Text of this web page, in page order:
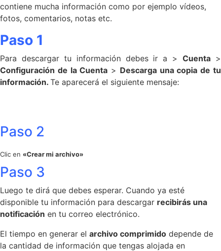
contiene mucha información como por ejemplo vídeos,
fotos, comentarios, notas etc.
Paso 1
Para descargar tu información debes ir a >Cuenta >
Configuración de la Cuenta > Descarga una copia de tu
información. Te aparecerá el siguiente mensaje:
Paso 2
Clic en «Crear mi archivo»
Paso 3
Luego te dirá que debes esperar. Cuando ya esté
disponible tu información para descargar recibirás una
notificación en tu correo electrónico.
El tiempo en generar el archivo comprimido depende de
la cantidad de información que tengas alojada en